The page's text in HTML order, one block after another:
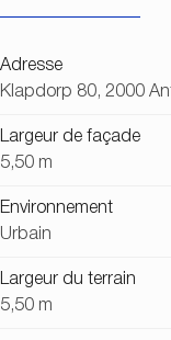
Adresse
Klapdorp 80, 2000
Largeur de façade
5,50 m
Environnement
Urbain
Largeur du terrain
5,50 m